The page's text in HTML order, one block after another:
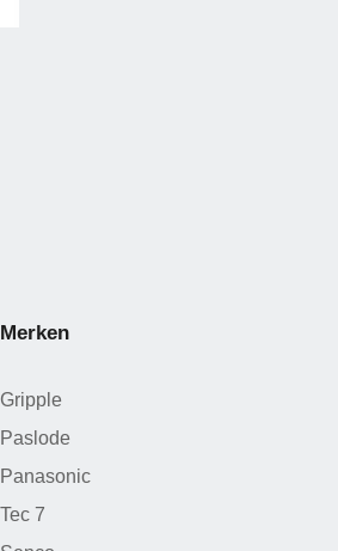
Merken
Gripple
Paslode
Panasonic
Tec 7